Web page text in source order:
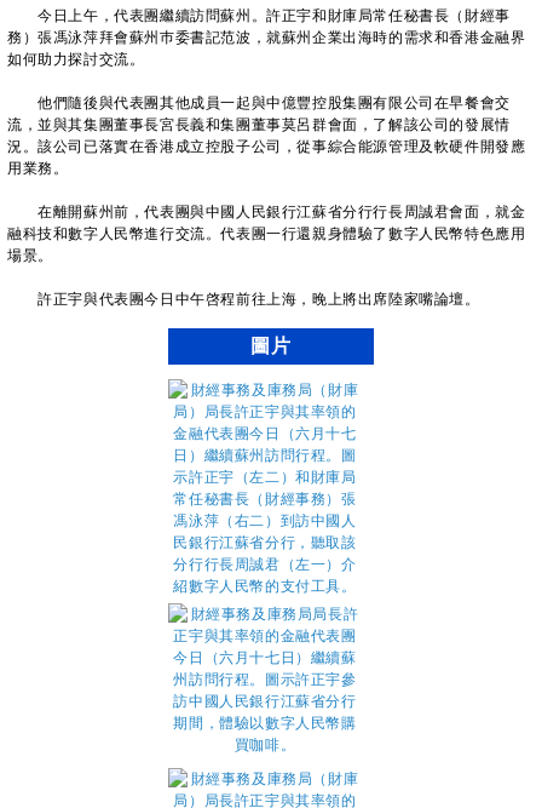
今日上午，代表團繼續訪問蘇州。許正宇和財庫局常任秘書長（財經事
務）張馮泳萍拜會蘇州巿委書記范波，就蘇州企業出海時的需求和香港金融界
如何助力探討交流。
他們隨後與代表團其他成員一起與中億豐控股集團有限公司在早餐會交
流，並與其集團董事長宮長義和集團董事莫呂群會面，了解該公司的發展情
況。該公司已落實在香港成立控股子公司，從事綜合能源管理及軟硬件開發應
用業務。
在離開蘇州前，代表團與中國人民銀行江蘇省分行行長周誠君會面，就金
融科技和數字人民幣進行交流。代表團一行還親身體驗了數字人民幣特色應用
場景。
許正宇與代表團今日中午啓程前往上海，晚上將出席陸家嘴論壇。
圖片